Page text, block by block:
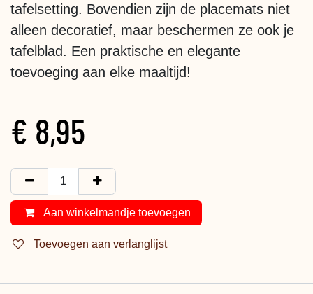
tafelsetting. Bovendien zijn de placemats niet
alleen decoratief, maar beschermen ze ook je
tafelblad. Een praktische en elegante
toevoeging aan elke maaltijd!
€ 8,95
Aan winkelmandje toevoegen
Toevoegen aan verlanglijst